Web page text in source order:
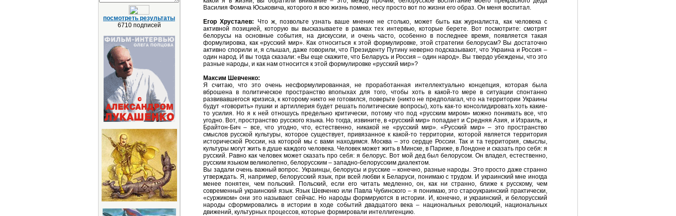
посмотреть результаты
6710 подписей
Василия Фомича Юськовича, которого я всю жизнь помню, несу просто вот по жизни его образ. Он меня воспитал.
Егор Хрусталев:
Что ж, позвольте узнать ваше мнение не столько, может быть как журналиста, как человека с
активной позицией, которую вы высказываете в рамках тех интервью, которые берете. Вот посмотрите: смотрят
белорусы на основные события, на дискуссии, и очень часто, особенно в последнее время, появляется такая
формулировка, как «русский мир». Как относиться к этой формулировке, этой стратегии белорусам? Вы достаточно
активно спорили и, я слышал, даже говорили, что Президенту Путину неверно подсказывают, что Украина и Россия –
один народ. И вы тогда сказали: «Вы еще скажите, что Беларусь и Россия – один народ». Вы твердо убеждены, что это
разные народы, и как нам относится к этой формулировке «русский мир»?
Максим Шевченко:
Я считаю, что это очень несформулированная, не проработанная интеллектуально концепция, которая была
вброшена в политическое пространство впопыхах для того, чтобы хоть в какой-то мере в ситуации спонтанно
развивавшегося кризиса, к которому никто не готовился, поверьте (никто не предполагал, что на территории Украины
будут «говорить» пушки и артиллерия будет решать политические вопросы), хоть как-то консолидировать хоть какие-
то усилия. Но я к ней отношусь предельно критически, потому что под «русским миром» можно понимать все, что
угодно. Вот, пространство русского языка. Но тогда, извините, в «русский мир» попадает и Средняя Азия, и Израиль, и
Брайтон-Бич – все, что угодно, что, естественно, никакой не «русский мир». «Русский мир» – это пространство
смыслов русской культуры, которое существует, привязанное к какой-то территории, которой является территория
исторической России, на которой мы с вами находимся. Москва – это сердце России. Так и та территория, смыслы,
культуры могут жить в душе каждого человека. Человек может жить в Минске, в Париже, в Лондоне и сказать про себя: я
русский. Равно как человек может сказать про себя: я белорус. Вот мой дед был белорусом. Он владел, естественно,
русским языком великолепно, белорусским – западно-белорусским диалектом.
Вы задали очень важный вопрос. Украинцы, белорусы и русские – конечно, разные народы. Это просто даже странно
утверждать. Я, например, белорусский язык, при всей любви к Беларуси, понимаю с трудом. И украинский мне иногда
менее понятен, чем польский. Польский, если его читать медленно, он, как ни странно, ближе к русскому, чем
современный украинский язык. Язык Шевченко или Павла Чубинского – я понимаю, это староукраинский практически,
«суржиком» они это называют сейчас. Но народы формируются в истории. И, конечно, и украинский, и белорусский
народы сформировались в истории в ходе событий двадцатого века – национальных революций, национальных
движений, культурных процессов, которые формировали интеллигенцию.